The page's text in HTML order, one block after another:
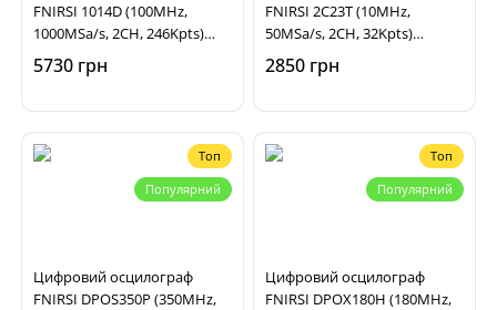
FNIRSI 1014D (100MHz,
1000MSa/s, 2CH, 246Kpts)
портативний
5730 грн
FNIRSI 2C23T (10MHz,
50MSa/s, 2CH, 32Kpts)
портативний
2850 грн
Топ
Популярний
Цифровий осцилограф
FNIRSI DPOS350P (350MHz,
Топ
Популярний
Цифровий осцилограф
FNIRSI DPOX180H (180MHz,